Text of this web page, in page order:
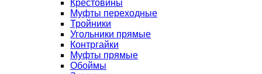
Крестовины
Муфты переходные
Тройники
Угольники прямые
Контргайки
Муфты прямые
Обоймы